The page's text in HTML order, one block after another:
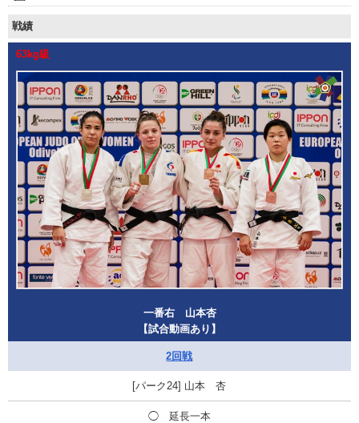
戦績
63kg級
一番右 山本杏
【試合動画あり】
2回戦
山本 杏
◯ 延長一本